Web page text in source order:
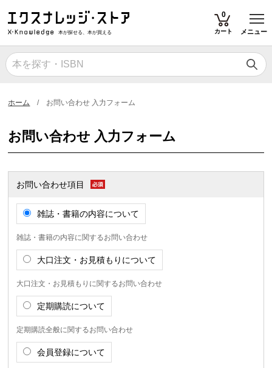
本が探せる、本が買える
0
カート メニュー
ホーム お問い合わせ 入力フォーム
お問い合わせ 入力フォーム
お問い合わせ項目
雑誌・書籍の内容について
雑誌・書籍の内容に関するお問い合わせ
大口注文・お見積もりについて
大口注文・お見積もりに関するお問い合わせ
定期購読について
定期購読全般に関するお問い合わせ
会員登録について